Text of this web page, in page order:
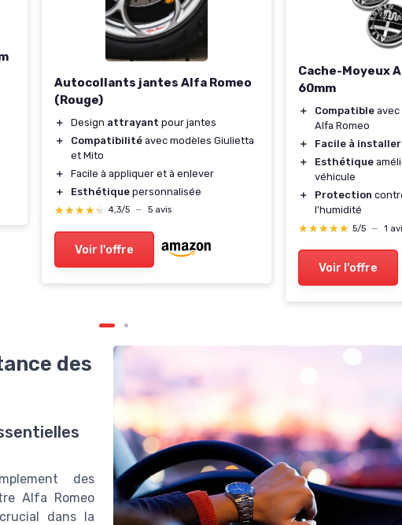
Autocollants jantes Alfa Romeo
(Rouge)
＋ Design attrayant pour jantes
＋
Compatibilité avec modèles Giulietta
et Mito
＋
Facile à appliquer et à enlever
＋
Esthétique personnalisée
★★★★★
★★★★★ 4,3/5 — 5 avis
Voir l'offre
Cache-Moyeux
60mm
＋ Compatible
Alfa Romeo
＋
Facile à installer
＋
Esthétique
véhicule
＋
Protection
l'humidité
★★★★★
★★★★★ 5/5 — 1
Voir l'offre
des
des
Alfa Romeo
dans la